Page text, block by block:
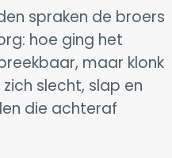
spraken de broers
hoe ging het
maar klonk
slecht, slap en
die achteraf